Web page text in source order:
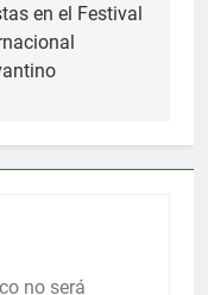
en el Festival
no será